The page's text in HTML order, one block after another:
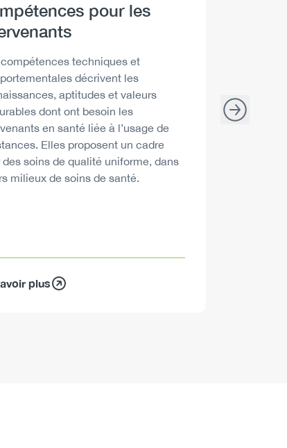
pour les
techniques et
décrivent les
aptitudes et valeurs
dont ont besoin les
en santé liée à l’usage de
Elles proposent un cadre
des soins de qualité uniforme, dans
milieux de soins de santé.
plus